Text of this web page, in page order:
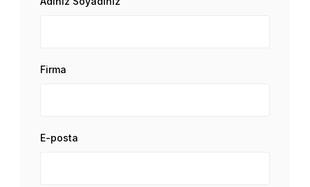
Firma
E-posta